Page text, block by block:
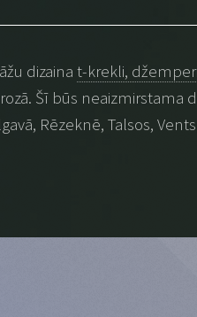
dizaina t-krekli,
Šī būs neaizmirstama
Rēzeknē, Talsos,